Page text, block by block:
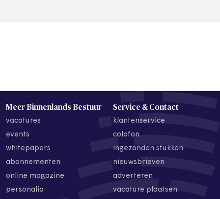
Meer Binnenlands Bestuur
vacatures
events
whitepapers
abonnementen
online magazine
personalia
Service & Contact
klantenservice
colofon
ingezonden stukken
nieuwsbrieven
adverteren
vacature plaatsen